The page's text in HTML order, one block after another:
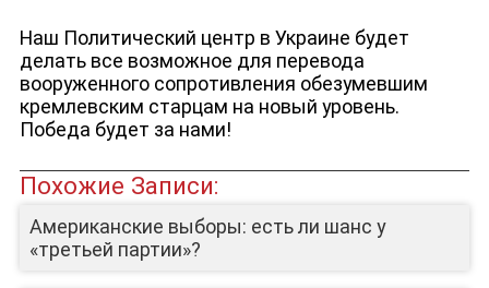
Наш Политический центр в Украине будет
делать все возможное для перевода
вооруженного сопротивления обезумевшим
кремлевским старцам на новый уровень.
Победа будет за нами!
Похожие Записи:
Американские выборы: есть ли шанс у
«третьей партии»?